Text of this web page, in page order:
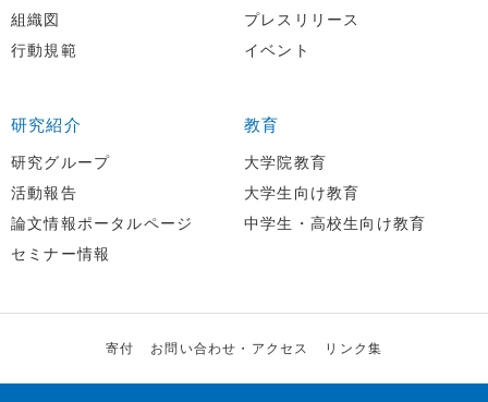
組織図
行動規範
プレスリリース
イベント
研究紹介
研究グループ
活動報告
論文情報ポータルページ
セミナー情報
教育
大学院教育
大学生向け教育
中学生・高校生向け教育
寄付 お問い合わせ・アクセス リンク集